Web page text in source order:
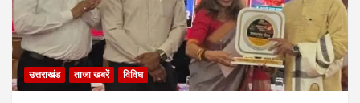
उत्तराखंड ताजा खबरें विविध